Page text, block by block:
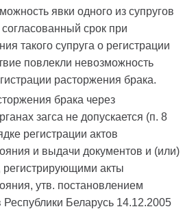
явки одного из супругов
срок при
такого супруга о регистрации
повлекли невозможность
расторжения брака.
брака через
загса не допускается (п. 8
регистрации актов
и выдачи документов и (или)
регистрирующими акты
утв. постановлением
Беларусь 14.12.2005